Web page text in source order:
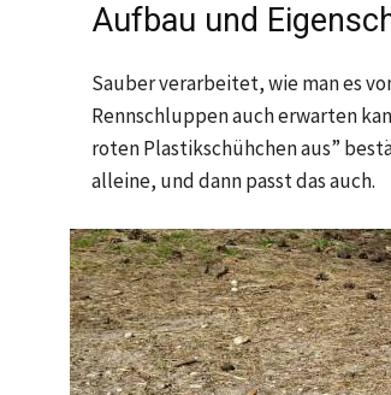
Aufbau und
Sauber verarbeitet, wie man es
Rennschluppen auch erwarten
roten Plastikschühchen aus”
alleine, und dann passt das auch.